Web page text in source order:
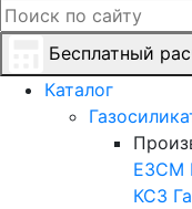
Бесплатный
Каталог
ЕЗСМ
КСЗ